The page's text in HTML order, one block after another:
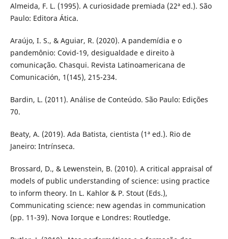
Almeida, F. L. (1995). A curiosidade premiada (22ª ed.). São
Paulo: Editora Ática.
Araújo, I. S., & Aguiar, R. (2020). A pandemídia e o
pandemônio: Covid-19, desigualdade e direito à
comunicação. Chasqui. Revista Latinoamericana de
Comunicación, 1(145), 215-234.
Bardin, L. (2011). Análise de Conteúdo. São Paulo: Edições
70.
Beaty, A. (2019). Ada Batista, cientista (1ª ed.). Rio de
Janeiro: Intrínseca.
Brossard, D., & Lewenstein, B. (2010). A critical appraisal of
models of public understanding of science: using practice
to inform theory. In L. Kahlor & P. Stout (Eds.),
Communicating science: new agendas in communication
(pp. 11-39). Nova Iorque e Londres: Routledge.